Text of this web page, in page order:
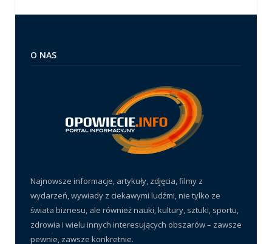
O NAS
Najnowsze informacje, artykuły, zdjęcia, filmy z
wydarzeń, wywiady z ciekawymi ludźmi, nie tylko ze
świata biznesu, ale również nauki, kultury, sztuki, sportu,
zdrowia i wielu innych interesujących obszarów – zawsze
pewnie, zawsze konkretnie.